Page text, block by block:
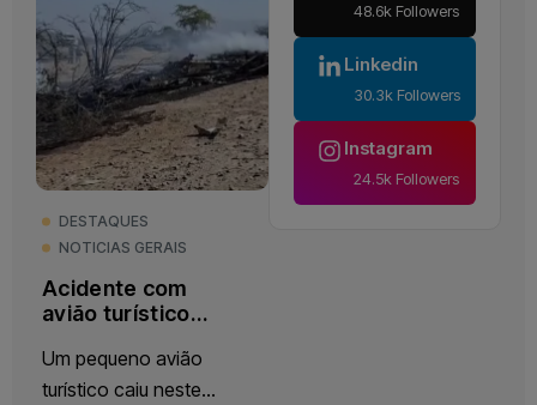
DESTAQUES
NOTICIAS GERAIS
Acidente com
avião turístico
no Peru
Um pequeno avião
turístico caiu neste
48.6k Followers
Linkedin
30.3k Followers
Instagram
24.5k Followers